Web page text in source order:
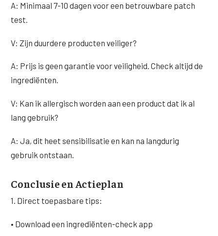
A: Minimaal 7-10 dagen voor een betrouwbare patch
test.
V: Zijn duurdere producten veiliger?
A: Prijs is geen garantie voor veiligheid. Check altijd de
ingrediënten.
V: Kan ik allergisch worden aan een product dat ik al
lang gebruik?
A: Ja, dit heet sensibilisatie en kan na langdurig
gebruik ontstaan.
Conclusie en Actieplan
1. Direct toepasbare tips:
• Download een ingrediënten-check app